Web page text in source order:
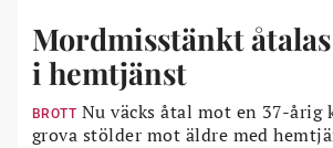
Mordmisstänkt
i hemtjänst
BROTT Nu väcks åtal mot en 37-årig
grova stölder mot äldre med